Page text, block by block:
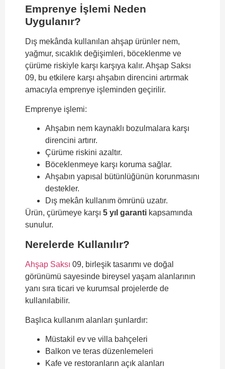
Emprenye İşlemi Neden
Uygulanır?
Dış mekânda kullanılan ahşap ürünler nem,
yağmur, sıcaklık değişimleri, böceklenme ve
çürüme riskiyle karşı karşıya kalır. Ahşap Saksı
09, bu etkilere karşı ahşabın direncini artırmak
amacıyla emprenye işleminden geçirilir.
Emprenye işlemi:
Ahşabın nem kaynaklı bozulmalara karşı
direncini artırır.
Çürüme riskini azaltır.
Böceklenmeye karşı koruma sağlar.
Ahşabın yapısal bütünlüğünün korunmasını
destekler.
Dış mekân kullanım ömrünü uzatır.
Ürün, çürümeye karşı 5 yıl garanti kapsamında
sunulur.
Nerelerde Kullanılır?
Ahşap Saksı 09, birleşik tasarımı ve doğal
görünümü sayesinde bireysel yaşam alanlarının
yanı sıra ticari ve kurumsal projelerde de
kullanılabilir.
Başlıca kullanım alanları şunlardır:
Müstakil ev ve villa bahçeleri
Balkon ve teras düzenlemeleri
Kafe ve restoranların açık alanları